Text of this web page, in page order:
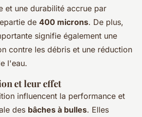
et une durabilité accrue par
de 400 microns. De plus,
signifie également une
contre les débris et une réduction
l'eau.
et leur effet
influencent la performance et
des bâches à bulles. Elles